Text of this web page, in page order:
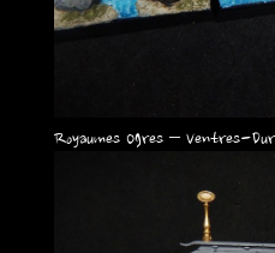
Royaumes Ogres – Ventres-